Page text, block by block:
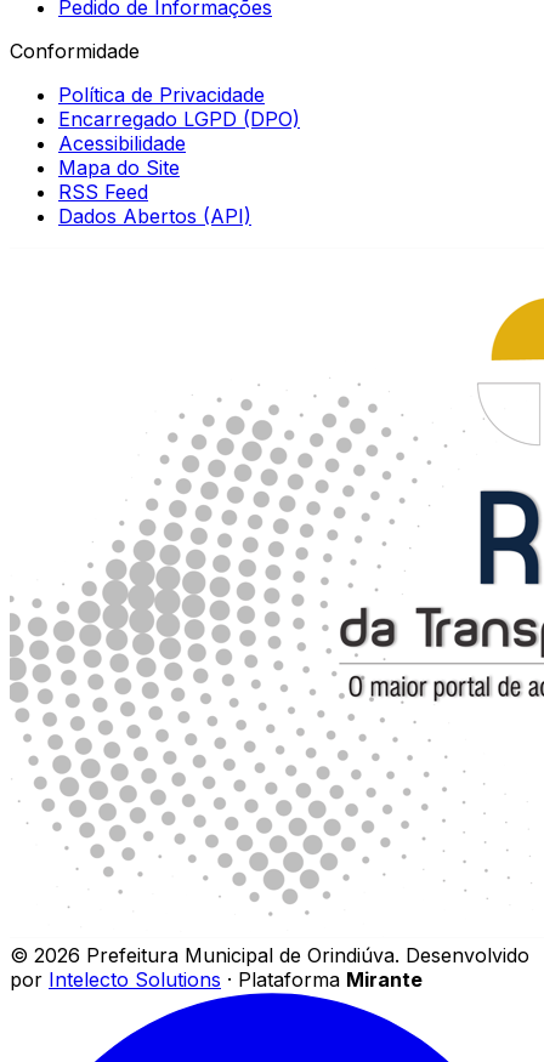
Pedido de Informações
Conformidade
Política de Privacidade
Encarregado LGPD (DPO)
Acessibilidade
Mapa do Site
RSS Feed
Dados Abertos (API)
© 2026 Prefeitura Municipal de Orindiúva. Desenvolvido
por Intelecto Solutions · Plataforma Mirante